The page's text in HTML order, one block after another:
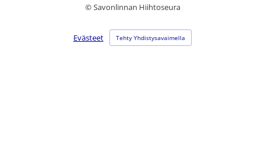
©Savonlinnan Hiihtoseura
Evästeet Tehty Yhdistysavaimella